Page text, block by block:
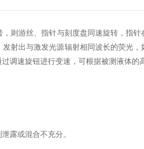
则游丝、指针与刻度盘同速旋转，指
射出与激发光源辐射相同波长的荧光
调速旋钮进行变速，可根据被测液体的
露或混合不充分。